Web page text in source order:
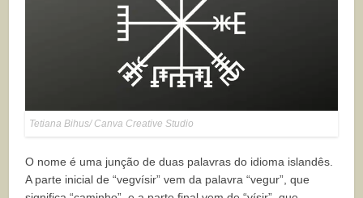
Tetiana Bihus/ Canva Creative Studio
O nome é uma junção de duas palavras do idioma islandês.
A parte inicial de “vegvísir” vem da palavra “vegur”, que